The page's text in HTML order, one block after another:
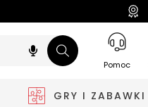
Pomoc
GRY I ZABAWKI